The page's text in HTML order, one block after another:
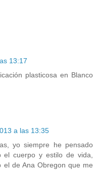
13:17
plasticosa en Blanco
a las 13:35
yo siempre he pensado
cuerpo y estilo de vida,
el de Ana Obregon que me